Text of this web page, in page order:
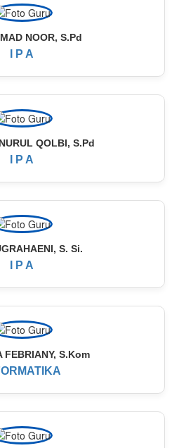
NOOR, S.Pd
I P A
QOLBI, S.Pd
I P A
S. Si.
I P A
FEBRIANY, S.Kom